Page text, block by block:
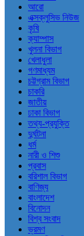
আরো
এক্সক্লুসিভ নিউজ
কৃষি
ক্যাম্পাস
খুলনা বিভাগ
খেলাধুলা
গণমাধ্যম
চট্টগ্রাম বিভাগ
চাকরি
জাতীয়
ঢাকা বিভাগ
তথ্য-প্রযুক্তি
দুর্ঘটনা
ধর্ম
নারী ও শিশু
প্রবাস
বরিশাল বিভাগ
বাণিজ্য
বাংলাদেশ
বিনোদন
বিশ্ব সংবাদ
ভ্রমণ